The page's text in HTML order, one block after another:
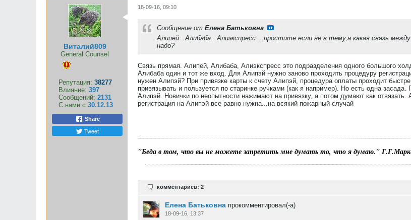
Виталий809
General Counsel
Репутация: 38277
Влияние: 397
Сообщений: 2131
С нами с 30.12.13
Share
Tweet
18-09-16, 09:10
Сообщение от Елена Батьковна
Алипей...Алибаба...Алиэкспресс ...простите если не в тему,а какая связь
надо?
Связь прямая. Алипей, Алибаба, Алиэкспресс это подразделения одного большого
Алибаба один и тот же вход. Для Алипэй нужно заново проходить процедуру
нужен Алипэй? При привязке карты к счету Алипэй, процедура оплаты проходит
привязывать и пользуется по старинке ручками (как я например). Но есть одна
Алипэй. Новички по неопытности нажимают на привязку, а потом думают как отвязать.
регистрация на Алипэй все равно нужна...на всякий пожарный случай
"Беда в том, что вы не можете запретить мне думать то, что я думаю."
комментариев: 2
Елена Батьковна прокомментировал(-а)
18-09-16, 13:37